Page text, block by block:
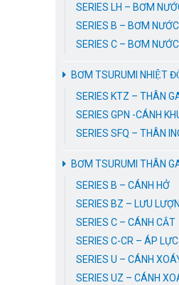
SERIES LH – BƠM
SERIES B – BƠM NƯỚC
SERIES C – BƠM
BƠM TSURUMI NHIỆT
SERIES KTZ – THÂN
SERIES GPN -CÁNH
SERIES SFQ – THÂN
BƠM TSURUMI THÂN
SERIES B – CÁNH HỞ
SERIES BZ – LƯU
SERIES C – CÁNH CẮT
SERIES C-CR – ÁP
SERIES U – CÁNH
SERIES UZ – CÁNH